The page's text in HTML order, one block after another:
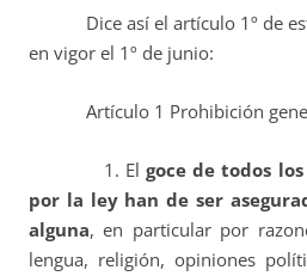
Dice así el artículo 1º de
en vigor el 1º de junio:
Artículo 1 Prohibición
1. El goce de todos
por la ley han de ser
alguna, en particular por
lengua, religión, opiniones